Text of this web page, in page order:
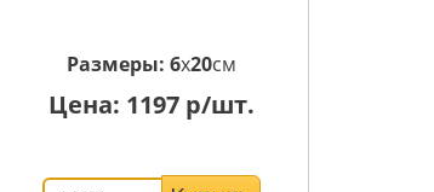
Размеры: 6x20см
Цена: 1197р/шт.